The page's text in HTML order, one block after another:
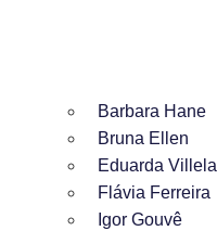
Barbara Hane
Bruna Ellen
Eduarda Villela
Flávia Ferreira
Igor Gouvê